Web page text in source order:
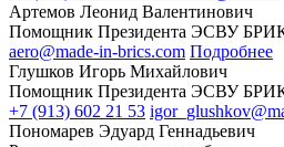
Артемов Леонид Валентинович
Помощник Президента ЭСВУ
aero@made-in-brics.com Подробнее
Глушков Игорь Михайлович
Помощник Президента ЭСВУ
+7 (913) 602 21 53
Пономарев Эдуард Геннадьевич